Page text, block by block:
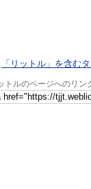
「リットル」を含む
トルのページへのリン